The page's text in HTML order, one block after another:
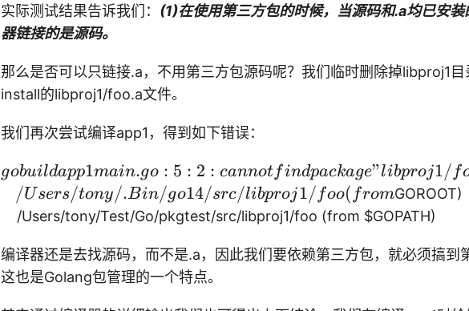
实际测试结果告诉我们： (1)在使用第三方包的时候，当源码和.a均已安
器链接的是源码。
那么是否可以只链接.a，不用第三方包源码呢？我们临时删除掉libproj1
install的libproj1/foo.a文件。
我们再次尝试编译app1，得到如下错误：
g
ld
a
gobuildapp1main.go : 5 : 2 : cannot findpackage"libproj1/ f
/Users/tony/.Bin/go14/src/libproj1/ foo( fromGOROOT)
/Users/tony/Test/Go/pkgtest/src/libproj1/foo (from $GOPATH)
编译器还是去找源码，而不是.a，因此我们要依赖第三方包，就必须搞到
这也是Golang包管理的一个特点。